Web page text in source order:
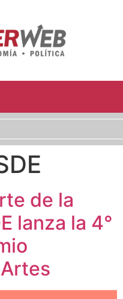
de la
lanza la 4°